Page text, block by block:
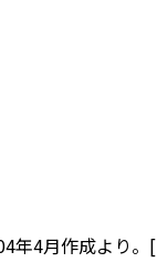
4月作成より